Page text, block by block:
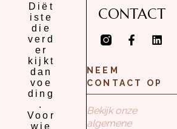
Diët
iste
die
verd
er
kijkt
dan
voe
ding
.
Voor
wie
CONTACT
NEEM
CONTACT OP
Bekijk onze
algemene